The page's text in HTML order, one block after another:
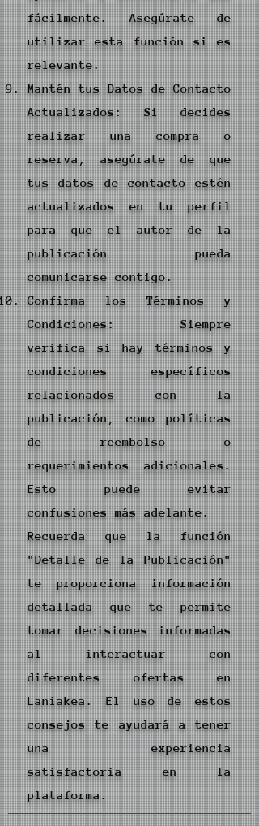
fácilmente. Asegúrate de
utilizar esta función si es
relevante.
Mantén tus Datos de Contacto
Actualizados: Si decides
realizar una compra o
reserva, asegúrate de que
tus datos de contacto estén
actualizados en tu perfil
para que el autor de la
publicación pueda
comunicarse contigo.
Confirma los Términos y
Condiciones: Siempre
verifica si hay términos y
condiciones específicos
relacionados con la
publicación, como políticas
de reembolso o
requerimientos adicionales.
Esto puede evitar
confusiones más adelante.
Recuerda que la función
"Detalle de la Publicación"
te proporciona información
detallada que te permite
tomar decisiones informadas
al interactuar con
diferentes ofertas en
Laniakea. El uso de estos
consejos te ayudará a tener
una experiencia
satisfactoria en la
plataforma.